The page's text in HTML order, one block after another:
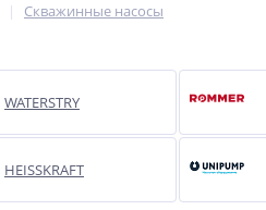
Скважинные насосы
WATERSTRY
HEISSKRAFT